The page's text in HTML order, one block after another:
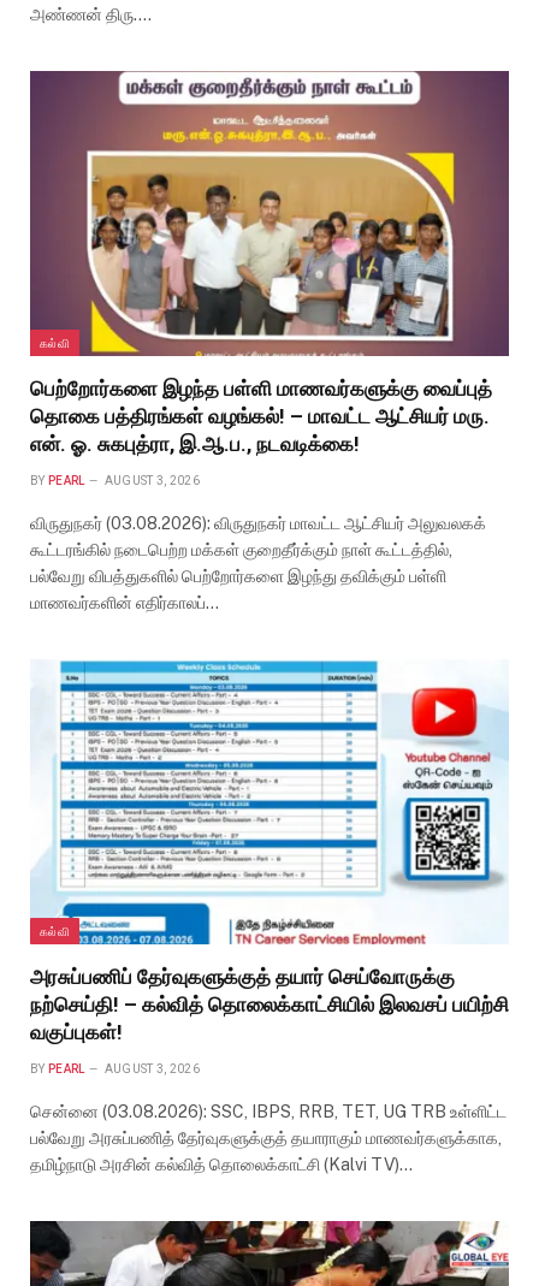
அண்ணன் திரு.…
கல்வி
பெற்றோர்களை இழந்த பள்ளி மாணவர்களுக்கு வைப்புத்
தொகை பத்திரங்கள் வழங்கல்! – மாவட்ட ஆட்சியர் மரு.
என். ஓ. சுகபுத்ரா, இ.ஆ.ப., நடவடிக்கை!
BY PEARL AUGUST 3, 2026
விருதுநகர் (03.08.2026): விருதுநகர் மாவட்ட ஆட்சியர் அலுவலகக்
கூட்டரங்கில் நடைபெற்ற மக்கள் குறைதீர்க்கும் நாள் கூட்டத்தில்,
பல்வேறு விபத்துகளில் பெற்றோர்களை இழந்து தவிக்கும் பள்ளி
மாணவர்களின் எதிர்காலப்…
கல்வி
அரசுப்பணிப் தேர்வுகளுக்குத் தயார் செய்வோருக்கு
நற்செய்தி! – கல்வித் தொலைக்காட்சியில் இலவசப் பயிற்சி
வகுப்புகள்!
BY PEARL AUGUST 3, 2026
சென்னை (03.08.2026): SSC, IBPS, RRB, TET, UG TRB உள்ளிட்ட
பல்வேறு அரசுப்பணித் தேர்வுகளுக்குத் தயாராகும் மாணவர்களுக்காக,
தமிழ்நாடு அரசின் கல்வித் தொலைக்காட்சி (Kalvi TV)…